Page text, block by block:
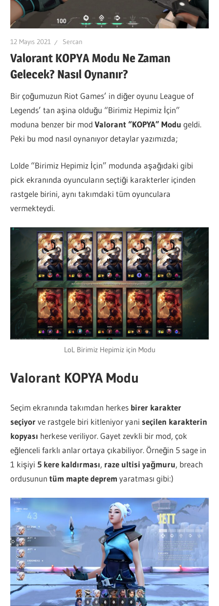
12 Mayıs 2021 Sercan
Valorant KOPYA Modu Ne Zaman
Gelecek? Nasıl Oynanır?
Bir çoğumuzun Riot Games’ in diğer oyunu League of
Legends’ tan aşina olduğu “Birimiz Hepimiz İçin”
moduna benzer bir modValorant “KOPYA” Modu geldi.
Peki bu mod nasıl oynanıyor detaylar yazımızda;
Lolde “Birimiz Hepimiz İçin” modunda aşağıdaki gibi
pick ekranında oyuncuların seçtiği karakterler içinden
rastgele birini, aynı takımdaki tüm oyunculara
vermekteydi.
LoL Birimiz Hepimiz için Modu
Valorant KOPYA Modu
Seçim ekranında takımdan herkes birer karakter
seçiyorve rastgele biri kitleniyor yani seçilen karakterin
kopyası herkese veriliyor. Gayet zevkli bir mod, çok
eğlenceli farklı anlar ortaya çıkabiliyor. Örneğin 5 sage in
1 kişiyi 5 kere kaldırması, raze ultisi yağmuru, breach
ordusununtüm mapte deprem yaratması gibi:)